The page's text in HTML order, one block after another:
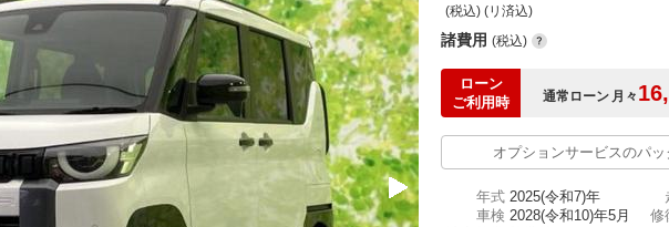
(税込) (リ済込)
諸費用 (税込)
ローン
ご利用時
通常ローン 月々
オプションサービスのパッ
年式 2025(令和7)年
車検 2028(令和10)年5月 修